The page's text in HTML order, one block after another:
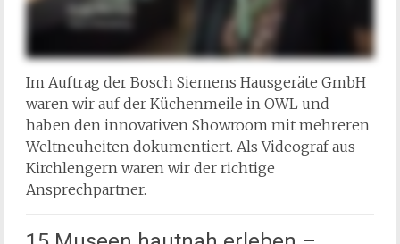
Im Auftrag der Bosch Siemens Hausgeräte GmbH
waren wir auf der Küchenmeile in OWL und
haben den innovativen Showroom mit mehreren
Weltneuheiten dokumentiert. Als Videograf aus
Kirchlengern waren wir der richtige
Ansprechpartner.